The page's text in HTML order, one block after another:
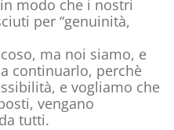
modo che i nostri
per “genuinità,
ma noi siamo, e
continuarlo, perchè
e vogliamo che
vengano
tutti.